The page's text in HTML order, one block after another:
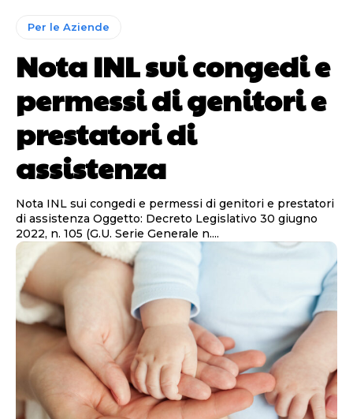
Per le Aziende
Nota INL sui congedi e
permessi di genitori e
prestatori di
assistenza
Nota INL sui congedi e permessi di genitori e prestatori
di assistenza Oggetto: Decreto Legislativo 30 giugno
2022, n. 105 (G.U. Serie Generale n....